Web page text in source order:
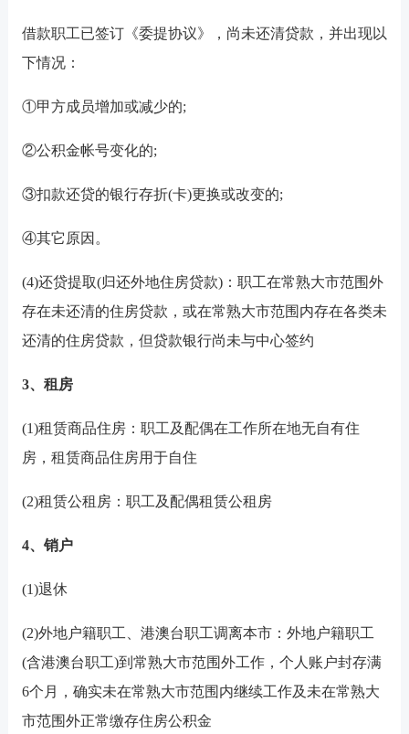
借款职工已签订《委提协议》，尚未还清贷款，并出现以
下情况：
①甲方成员增加或减少的;
②公积金帐号变化的;
③扣款还贷的银行存折(卡)更换或改变的;
④其它原因。
(4)还贷提取(归还外地住房贷款)：职工在常熟大市范围外
存在未还清的住房贷款，或在常熟大市范围内存在各类未
还清的住房贷款，但贷款银行尚未与中心签约
3、租房
(1)租赁商品住房：职工及配偶在工作所在地无自有住
房，租赁商品住房用于自住
(2)租赁公租房：职工及配偶租赁公租房
4、销户
(1)退休
(2)外地户籍职工、港澳台职工调离本市：外地户籍职工
(含港澳台职工)到常熟大市范围外工作，个人账户封存满
6个月，确实未在常熟大市范围内继续工作及未在常熟大
市范围外正常缴存住房公积金